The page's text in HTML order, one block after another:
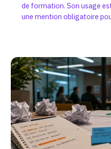
de formation. Son usage
une mention obligatoire